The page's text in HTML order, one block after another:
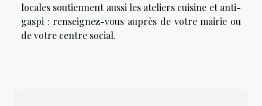
locales soutiennent aussi les ateliers cuisine et anti-
gaspi : renseignez-vous auprès de votre mairie ou
de votre centre social.